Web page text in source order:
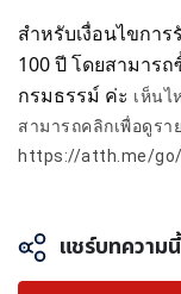
สำหรับเงื่อนไขกา
100 ปี โดยสามาร
กรมธรรม์ ค่ะ เห็นไ
สามารถคลิกเพื่อดูรา
https://atth.me/go/
แชร์บทความนี้